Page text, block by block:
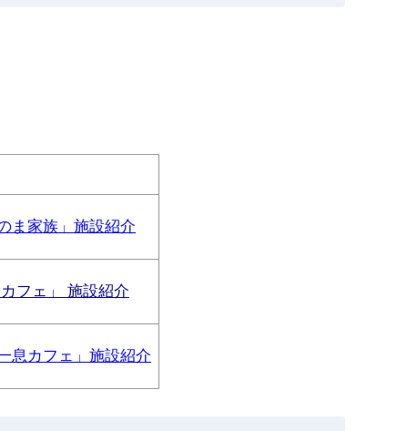
ま家族」施設紹介
フェ」 施設紹介
息カフェ」施設紹介